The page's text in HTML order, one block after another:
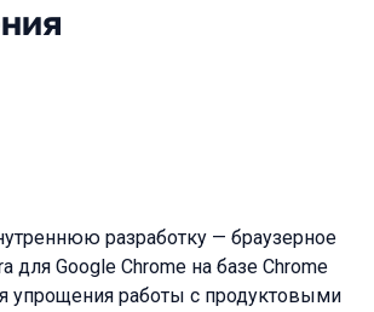
разработку — браузерное
для Google Chrome на базе Chrome
упрощения работы с продуктовыми